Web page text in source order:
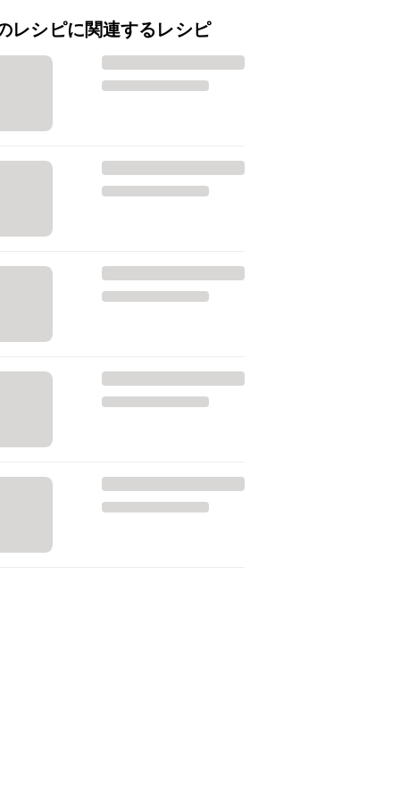
レシピに関連するレシピ